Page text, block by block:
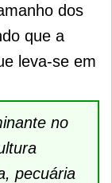
dos
que a
leva-se em
no
pecuária